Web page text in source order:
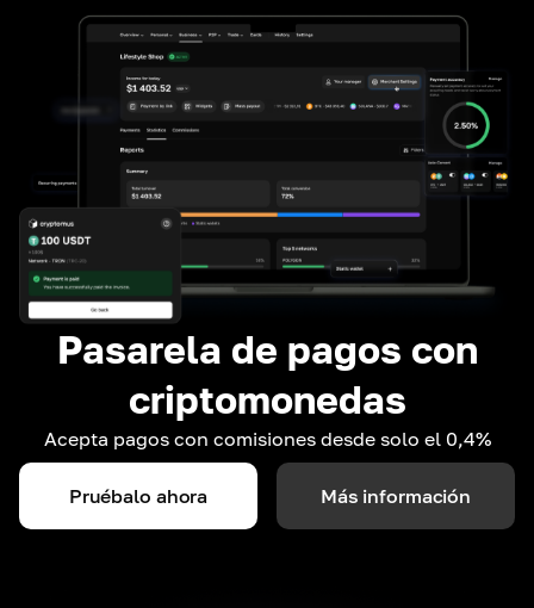
Pasarela de pagos con
criptomonedas
Acepta pagos con comisiones desde solo el 0,4%
Pruébalo ahora Más información